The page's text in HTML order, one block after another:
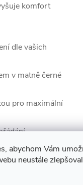
abychom Vám
neustále
komfort
dle vašich
v matně černé
pro maximální